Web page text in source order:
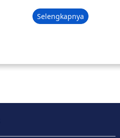
Selengkapnya